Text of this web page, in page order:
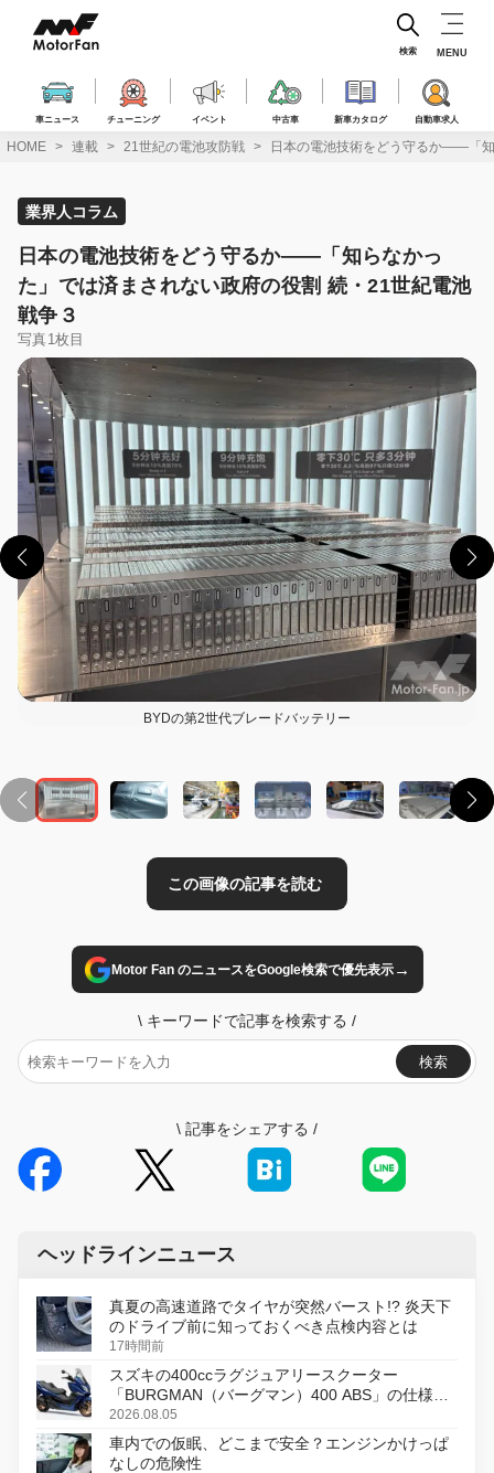
ス
車ニュース チューニング イベント 中古車 新車カタログ 自動車求人
検索 MENU
HOME 連載 21世紀の電池攻防戦 日本の電池技術をどう守るか——「
業界人コラム
日本の電池技術をどう守るか——「知らなかっ
た」では済まされない政府の役割 続・21世紀電池
戦争３
写真1枚目
BYDの第2世代ブレードバッテリー
Motor Fan のニュースをGoogle検索で優先表示→
\ キーワードで記事を検索する /
検索
\ 記事をシェアする /
ヘッドラインニュース
真夏の高速道路でタイヤが突然バースト!? 炎天下
のドライブ前に知っておくべき点検内容とは
17時間前
スズキの400ccラグジュアリースクーター
「BURGMAN（バーグマン）400 ABS」の仕様を
変更し、8月18日に発売
2026.08.05
車内での仮眠、どこまで安全？エンジンかけっぱ
なしの危険性